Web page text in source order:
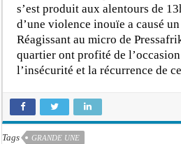
s’est produit aux alentours de
d’une violence inouïe a causé
Réagissant au micro de
quartier ont profité de
l’insécurité et la récurrence de
Tags GRANDE UNE